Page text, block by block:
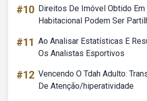
#10 Direitos De Imóvel Obtido Em
Habitacional Podem Ser
#11 Ao Analisar Estatísticas E
Os Analistas Esportivos
#12 Vencendo O Tdah Adulto:
De Atenção/hiperatividade